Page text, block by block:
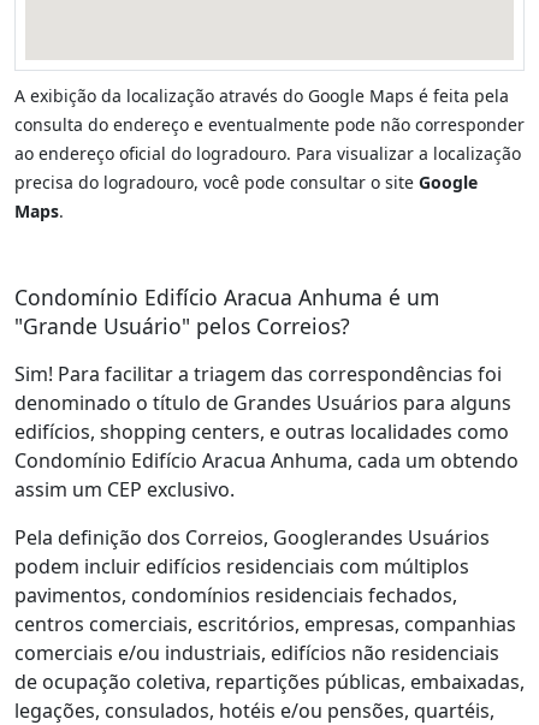
A exibição da localização através do Google Maps é feita pela
consulta do endereço e eventualmente pode não corresponder
ao endereço oficial do logradouro. Para visualizar a localização
precisa do logradouro, você pode consultar o site Google
Maps.
Condomínio Edifício Aracua Anhuma é um
"Grande Usuário" pelos Correios?
Sim! Para facilitar a triagem das correspondências foi
denominado o título de Grandes Usuários para alguns
edifícios, shopping centers, e outras localidades como
Condomínio Edifício Aracua Anhuma, cada um obtendo
assim um CEP exclusivo.
Pela definição dos Correios, Googlerandes Usuários
podem incluir edifícios residenciais com múltiplos
pavimentos, condomínios residenciais fechados,
centros comerciais, escritórios, empresas, companhias
comerciais e/ou industriais, edifícios não residenciais
de ocupação coletiva, repartições públicas, embaixadas,
legações, consulados, hotéis e/ou pensões, quartéis,